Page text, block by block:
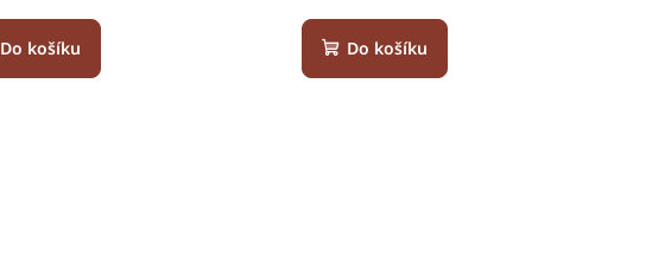
Do košíku Do košíku